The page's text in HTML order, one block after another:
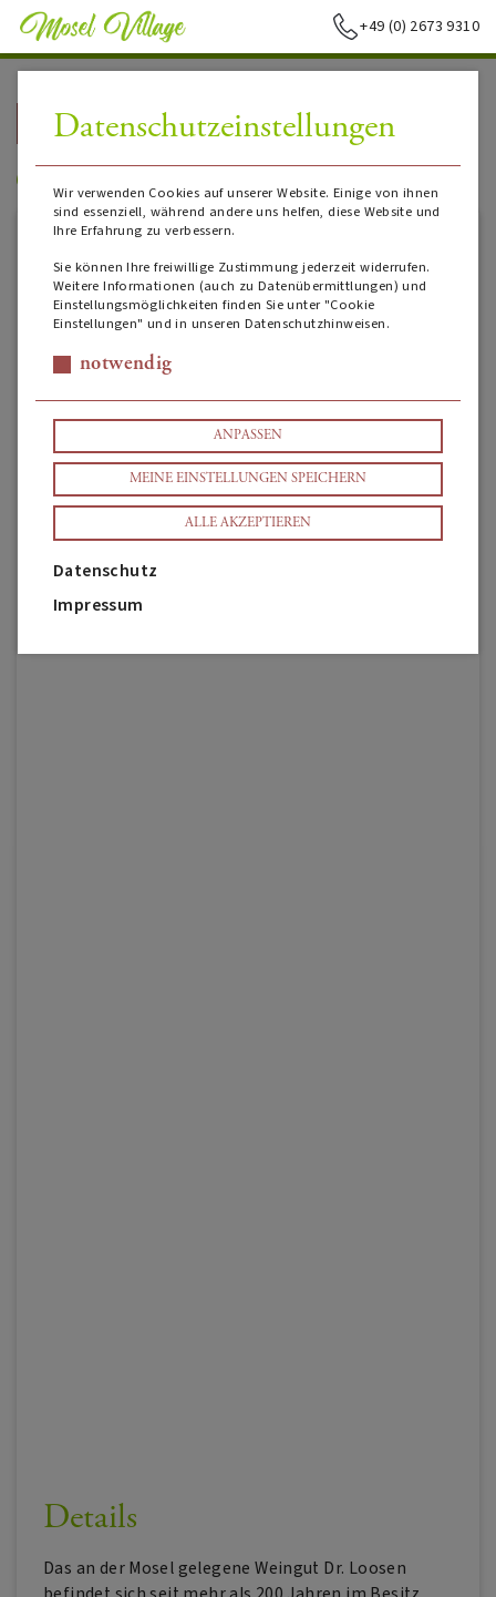
+49 (0) 2673 9310
ZURÜCK ZUR STARTSEITE
Weingut Dr. Loosen
Details
Das an der Mosel gelegene Weingut Dr. Loosen
Datenschutzeinstellungen
Wir verwenden Cookies auf unserer Website. Einige von ihnen
sind essenziell, während andere uns helfen, diese Website und
Ihre Erfahrung zu verbessern.
Sie können Ihre freiwillige Zustimmung jederzeit widerrufen.
Weitere Informationen (auch zu Datenübermittlungen) und
Einstellungsmöglichkeiten finden Sie unter "Cookie
Einstellungen" und in unseren Datenschutzhinweisen.
notwendig
ANPASSEN
MEINE EINSTELLUNGEN SPEICHERN
ALLE AKZEPTIEREN
Datenschutz
Impressum